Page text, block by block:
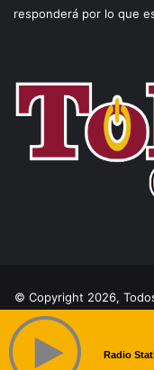
responderá por lo que
© Copyright 2026,
Radio